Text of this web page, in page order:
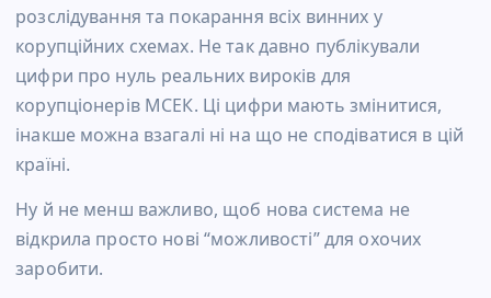
розслідування та покарання всіх винних у
корупційних схемах. Не так давно публікували
цифри про нуль реальних вироків для
корупціонерів МСЕК. Ці цифри мають змінитися,
інакше можна взагалі ні на що не сподіватися в цій
країні.
Ну й не менш важливо, щоб нова система не
відкрила просто нові “можливості” для охочих
заробити.